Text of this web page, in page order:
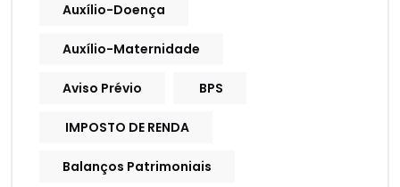
Auxílio-Doença
Auxílio-Maternidade
Aviso Prévio BPS
IMPOSTO DE RENDA
Balanços Patrimoniais